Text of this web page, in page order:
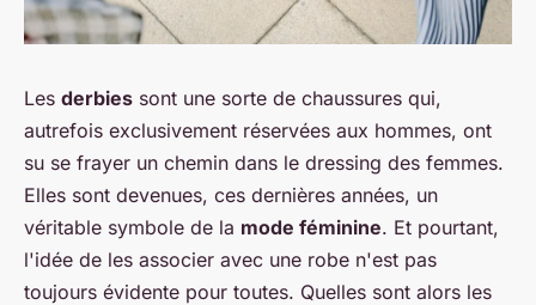
Les derbies sont une sorte de chaussures qui,
autrefois exclusivement réservées aux hommes, ont
su se frayer un chemin dans le dressing des femmes.
Elles sont devenues, ces dernières années, un
véritable symbole de la mode féminine. Et pourtant,
l'idée de les associer avec une robe n'est pas
toujours évidente pour toutes. Quelles sont alors les